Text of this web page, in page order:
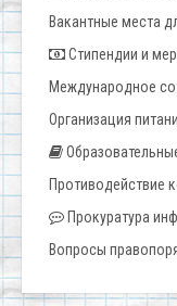
Вакантные места
Стипендии и
Международное
Организация
Противодействие
Прокуратура
Вопросы